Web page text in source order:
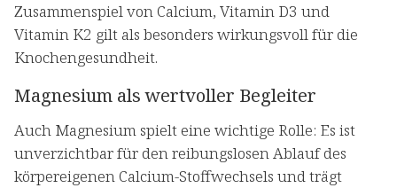
Zusammenspiel von Calcium, Vitamin D3 und
Vitamin K2 gilt als besonders wirkungsvoll für die
Knochengesundheit.
Magnesium als wertvoller Begleiter
Auch Magnesium spielt eine wichtige Rolle: Es ist
unverzichtbar für den reibungslosen Ablauf des
körpereigenen Calcium-Stoffwechsels und trägt